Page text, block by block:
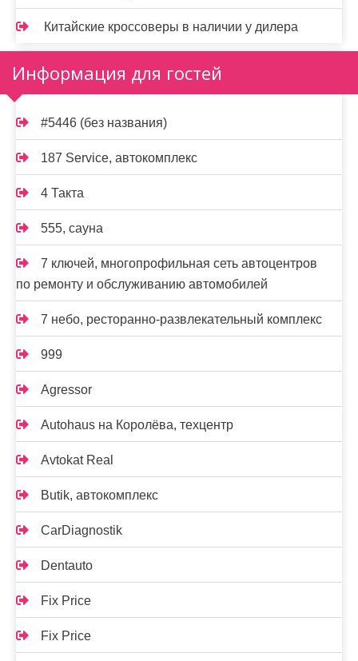
Китайские кроссоверы в наличии у дилера
Информация для гостей
#5446 (без названия)
187 Service, автокомплекс
4 Такта
555, сауна
7 ключей, многопрофильная сеть автоцентров
по ремонту и обслуживанию автомобилей
7 небо, ресторанно-развлекательный комплекс
999
Agressor
Autohaus на Королёва, техцентр
Avtokat Real
Butik, автокомплекс
CarDiagnostik
Dentauto
Fix Price
Fix Price